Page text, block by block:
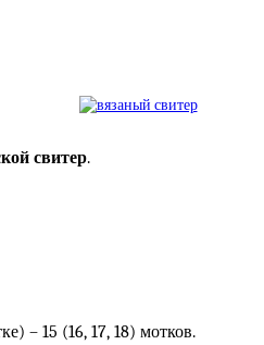
свитер.
– 15 (16, 17, 18) мотков.